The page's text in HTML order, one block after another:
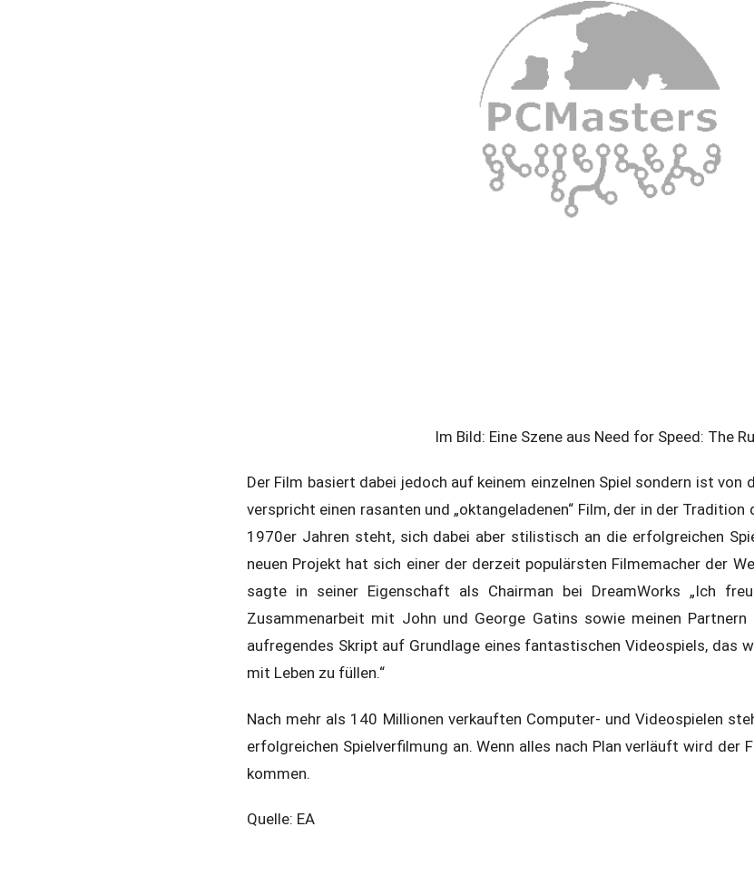
Im Bild: Eine Szene aus Need for Speed: The
Der Film basiert dabei jedoch auf keinem einzelnen Spiel sondern ist von
verspricht einen rasanten und „oktangeladenen“ Film, der in der
1970er Jahren steht, sich dabei aber stilistisch an die erfolgreichen
neuen Projekt hat sich einer der derzeit populärsten Filmemacher der
sagte in seiner Eigenschaft als Chairman bei DreamWorks „Ich
Zusammenarbeit mit John und George Gatins sowie meinen
aufregendes Skript auf Grundlage eines fantastischen Videospiels, das
mit Leben zu füllen.“
Nach mehr als 140 Millionen verkauften Computer- und Videospielen
erfolgreichen Spielverfilmung an. Wenn alles nach Plan verläuft wird der
kommen.
Quelle: EA